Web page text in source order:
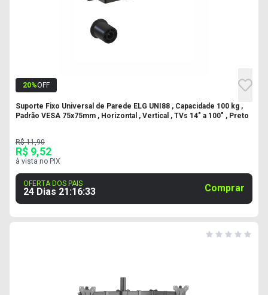
20%OFF
Suporte Fixo Universal de Parede ELG UNI88 , Capacidade 100 kg ,
Padrão VESA 75x75mm , Horizontal , Vertical , TVs 14" a 100" , Preto
R$ 11,90
R$ 9,52
à vista no PIX
OFERTA DOS PAIS
24 Dias 21:16:32 Comprar